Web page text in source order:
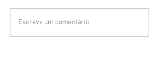
Escreva um comentário